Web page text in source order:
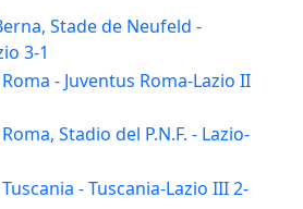
Stade de Neufeld -
3-1
- Juventus Roma-Lazio II
Stadio del P.N.F. - Lazio-
- Tuscania-Lazio III 2-